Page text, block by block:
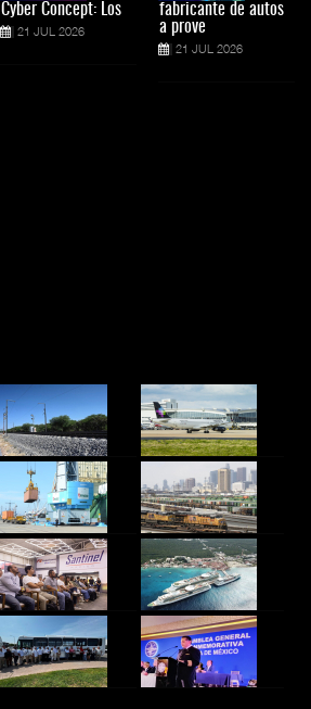
Cyber Concept: Los
21 JUL 2026
fabricante de autos
a prove
21 JUL 2026